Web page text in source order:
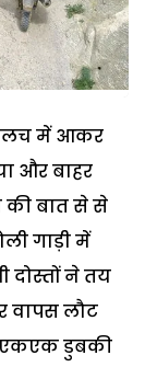
में आकर
और बाहर
की बात से से
गाड़ी में
दोस्तों ने तय
वापस लौट
एकएक डुबकी